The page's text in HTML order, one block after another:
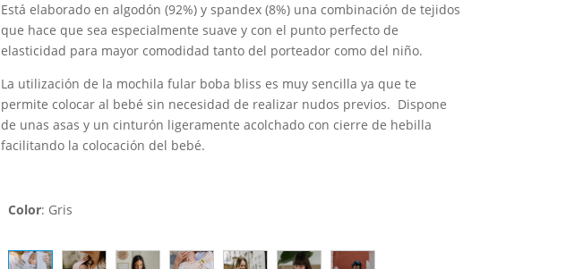
Está elaborado en algodón (92%) y spandex (8%) una combinación de tejidos
que hace que sea especialmente suave y con el punto perfecto de
elasticidad para mayor comodidad tanto del porteador como del niño.
La utilización de la mochila fular boba bliss es muy sencilla ya que te
permite colocar al bebé sin necesidad de realizar nudos previos. Dispone
de unas asas y un cinturón ligeramente acolchado con cierre de hebilla
facilitando la colocación del bebé.
Color: Gris